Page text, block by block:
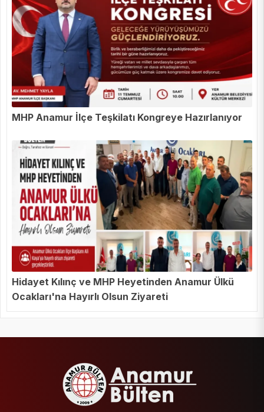
MHP Anamur İlçe Teşkilatı Kongreye Hazırlanıyor
Hidayet Kılınç ve MHP Heyetinden Anamur Ülkü
Ocakları'na Hayırlı Olsun Ziyareti